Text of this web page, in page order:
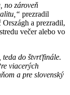
no zároveň
prezradil
a prezradil,
večer alebo vo
teda do štvrťfinále.
viacerých
a pre slovenský